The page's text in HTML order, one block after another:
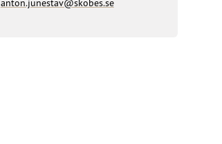
anton.junestav@skobes.se